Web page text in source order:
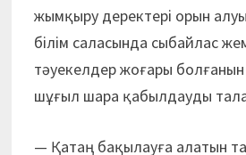
жымқыру деректері орын
білім саласында сыбайлас
тәуекелдер жоғары
шұғыл шара қабылдауды
— Қатаң бақылауға алатын